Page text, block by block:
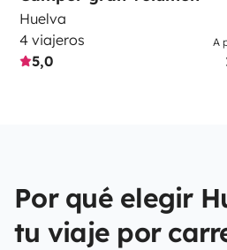
Huelva
4 viajeros
5,0
A
Por qué elegir
tu viaje por